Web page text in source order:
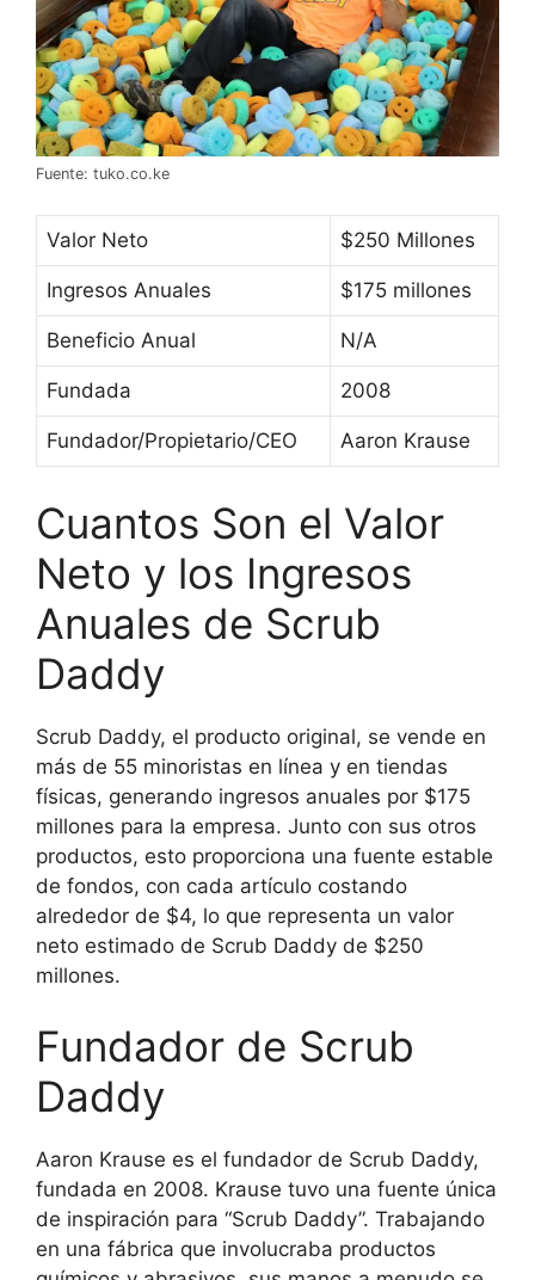
Fuente: tuko.co.ke
Valor Neto $250 Millones
Ingresos Anuales $175 millones
Beneficio Anual N/A
Fundada 2008
Fundador/Propietario/CEO Aaron Krause
Cuantos Son el Valor
Neto y los Ingresos
Anuales de Scrub
Daddy
Scrub Daddy, el producto original, se vende en
más de 55 minoristas en línea y en tiendas
físicas, generando ingresos anuales por $175
millones para la empresa. Junto con sus otros
productos, esto proporciona una fuente estable
de fondos, con cada artículo costando
alrededor de $4, lo que representa un valor
neto estimado de Scrub Daddy de $250
millones.
Fundador de Scrub
Daddy
Aaron Krause es el fundador de Scrub Daddy,
fundada en 2008. Krause tuvo una fuente única
de inspiración para “Scrub Daddy”. Trabajando
en una fábrica que involucraba productos